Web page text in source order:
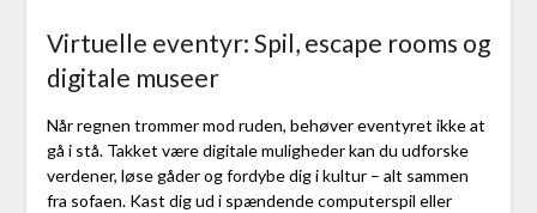
Virtuelle eventyr: Spil, escape rooms og
digitale museer
Når regnen trommer mod ruden, behøver eventyret ikke at
gå i stå. Takket være digitale muligheder kan du udforske
verdener, løse gåder og fordybe dig i kultur – alt sammen
fra sofaen. Kast dig ud i spændende computerspil eller